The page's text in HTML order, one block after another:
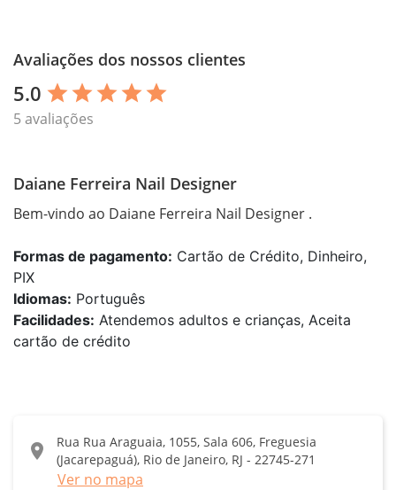
Avaliações dos nossos clientes
5.0 star star star star star
5 avaliações
Daiane Ferreira Nail Designer
Bem-vindo ao Daiane Ferreira Nail Designer .
Formas de pagamento: Cartão de Crédito, Dinheiro,
PIX
Idiomas: Português
Facilidades: Atendemos adultos e crianças, Aceita
cartão de crédito
location_on
Rua Rua Araguaia, 1055, Sala 606, Freguesia
(Jacarepaguá), Rio de Janeiro, RJ - 22745-271
Ver no mapa